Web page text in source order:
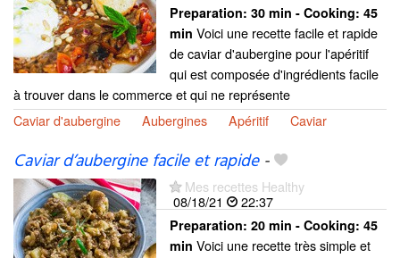
Preparation: 30 min - Cooking: 45
min Voici une recette facile et rapide
de caviar d'aubergine pour l'apéritif
qui est composée d'ingrédients facile
à trouver dans le commerce et qui ne représente
Caviar d'aubergine
Aubergines Apéritif Caviar
Caviar d’aubergine facile et rapide-
Mes recettes Healthy
08/18/21
22:37
Preparation: 20 min - Cooking: 45
min Voici une recette très simple et